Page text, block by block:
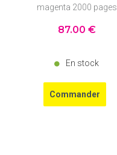
magenta 2000 pages
87.00 €
En stock